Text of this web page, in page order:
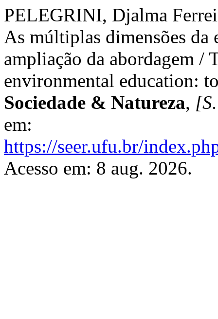
PELEGRINI, Djalma
As múltiplas dimensões da
ampliação da abordagem
environmental education:
Sociedade & Natureza,
em:
https://seer.ufu.br/
Acesso em: 8 aug. 2026.